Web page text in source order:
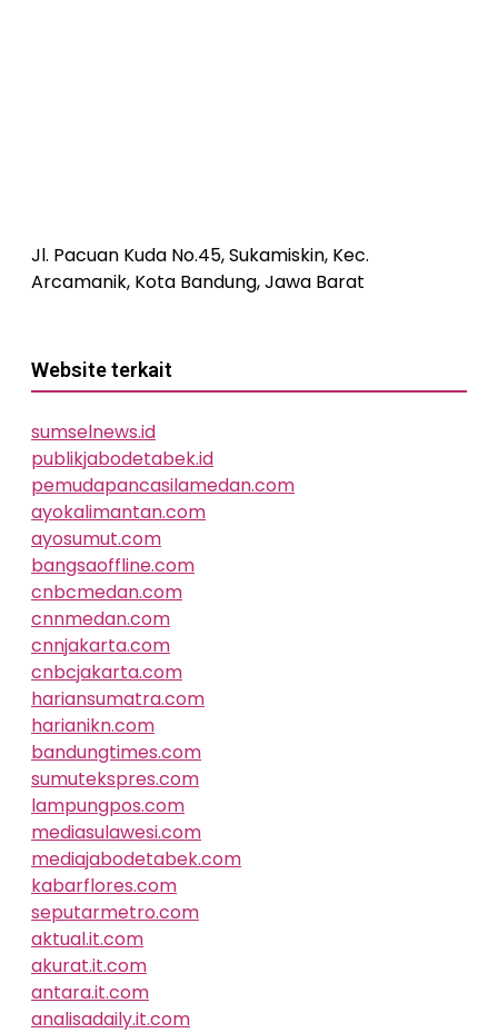
Jl. Pacuan Kuda No.45, Sukamiskin, Kec.
Arcamanik, Kota Bandung, Jawa Barat
Website terkait
sumselnews.id
publikjabodetabek.id
pemudapancasilamedan.com
ayokalimantan.com
ayosumut.com
bangsaoffline.com
cnbcmedan.com
cnnmedan.com
cnnjakarta.com
cnbcjakarta.com
hariansumatra.com
harianikn.com
bandungtimes.com
sumutekspres.com
lampungpos.com
mediasulawesi.com
mediajabodetabek.com
kabarflores.com
seputarmetro.com
aktual.it.com
akurat.it.com
antara.it.com
analisadaily.it.com